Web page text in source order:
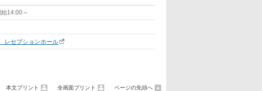
14:00～
レセプションホール
本文プリント 全画面プリント ページの先頭へ